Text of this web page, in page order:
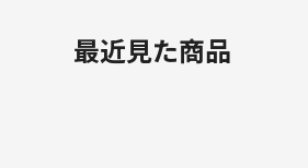
最近見た商品